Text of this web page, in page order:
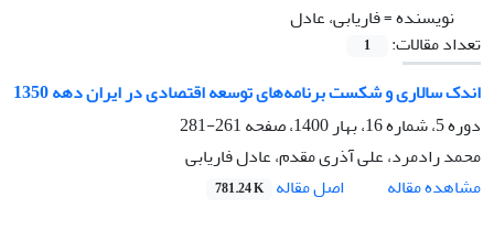
نویسنده =فاریابی، عادل
تعداد مقالات:
1
اندک سالاری و شکست برنامه‌های توسعه اقتصادی در ایران دهه 1350
دوره 5، شماره 16، بهار 1400، صفحه
261-281
محمد رادمرد، علی آذری مقدم، عادل فاریابی
مشاهده مقاله
اصل مقاله 781.24 K